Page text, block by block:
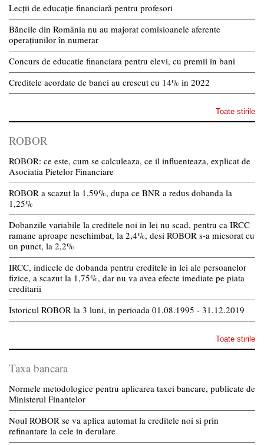
Lecții de educație financiară pentru profesori
Băncile din România nu au majorat comisioanele aferente
operațiunilor în numerar
Concurs de educatie financiara pentru elevi, cu premii in bani
Creditele acordate de banci au crescut cu 14% in 2022
Toate stirile
ROBOR
ROBOR: ce este, cum se calculeaza, ce il influenteaza, explicat de
Asociatia Pietelor Financiare
ROBOR a scazut la 1,59%, dupa ce BNR a redus dobanda la
1,25%
Dobanzile variabile la creditele noi in lei nu scad, pentru ca IRCC
ramane aproape neschimbat, la 2,4%, desi ROBOR s-a micsorat cu
un punct, la 2,2%
IRCC, indicele de dobanda pentru creditele in lei ale persoanelor
fizice, a scazut la 1,75%, dar nu va avea efecte imediate pe piata
creditarii
Istoricul ROBOR la 3 luni, in perioada 01.08.1995 - 31.12.2019
Toate stirile
Taxa bancara
Normele metodologice pentru aplicarea taxei bancare, publicate de
Ministerul Finantelor
Noul ROBOR se va aplica automat la creditele noi si prin
refinantare la cele in derulare